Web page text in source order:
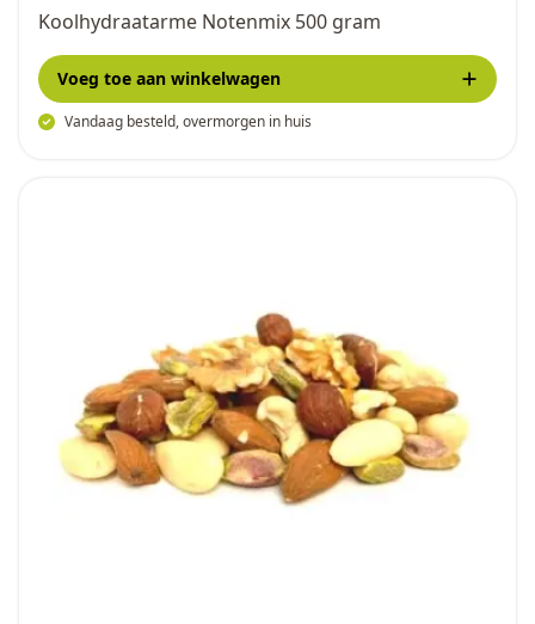
Koolhydraatarme Notenmix 500 gram
Vandaag besteld, overmorgen in huis
Voeg toe aan winkelwagen